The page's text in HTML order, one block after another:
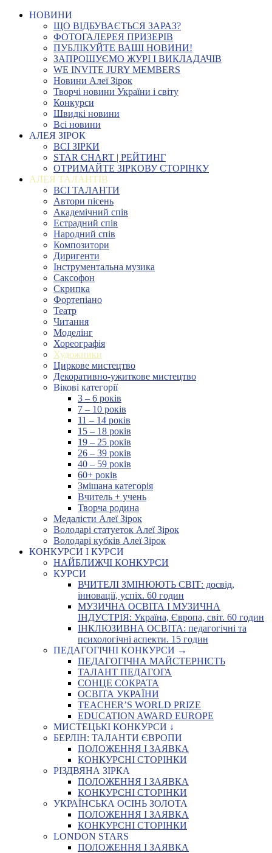
НОВИНИ
ЩО ВІДБУВАЄТЬСЯ ЗАРАЗ?
ФОТОГАЛЕРЕЯ ПРИЗЕРІВ
ПУБЛІКУЙТЕ ВАШІ НОВИНИ!
ЗАПРОШУЄМО ЖУРІ І ВИКЛАДАЧІВ
WE INVITE JURY MEMBERS
Новини Алеї Зірок
Творчі новини України і світу
Конкурси
Швидкі новини
Всі новини
АЛЕЯ ЗІРОК
ВСІ ЗІРКИ
STAR CHART | РЕЙТИНГ
ОТРИМАЙТЕ ЗІРКОВУ СТОРІНКУ
АЛЕЯ ТАЛАНТІВ
ВСІ ТАЛАНТИ
Автори пісень
Академічний спів
Естрадний спів
Народний спів
Композитори
Диригенти
Інструментальна музика
Саксофон
Скрипка
Фортепіано
Театр
Читання
Моделінг
Хореографія
Художники
Циркове мистецтво
Декоративно-ужиткове мистецтво
Вікові категорії
3 – 6 років
7 – 10 років
11 – 14 років
15 – 18 років
19 – 25 років
26 – 39 років
40 – 59 років
60+ років
Змішана категорія
Вчитель + учень
Творча родина
Медалісти Алеї Зірок
Володарі статуеток Алеї Зірок
Володарі кубків Алеї Зірок
КОНКУРСИ І КУРСИ
НАЙБЛИЖЧІ КОНКУРСИ
КУРСИ
ВЧИТЕЛІ ЗМІНЮЮТЬ СВІТ: досвід,
інновації, успіх. 60 годин
МУЗИЧНА ОСВІТА І МУЗИЧНА
ІНДУСТРІЯ: Україна, Європа, світ. 60 годин
ІНКЛЮЗИВНА ОСВІТА: педагогічні та
психологічні аспекти. 15 годин
ПЕДАГОГІЧНІ КОНКУРСИ →
ПЕДАГОГІЧНА МАЙСТЕРНІСТЬ
ТАЛАНТ ПЕДАГОГА
СОНЦЕ СОКРАТА
ОСВІТА УКРАЇНИ
TEACHER’S WORLD PRIZE
EDUCATION AWARD EUROPE
МИСТЕЦЬКІ КОНКУРСИ ↓
БЕРЛІН: ТАЛАНТИ ЄВРОПИ
ПОЛОЖЕННЯ І ЗАЯВКА
КОНКУРСНІ СТОРІНКИ
РІЗДВЯНА ЗІРКА
ПОЛОЖЕННЯ І ЗАЯВКА
КОНКУРСНІ СТОРІНКИ
УКРАЇНСЬКА ОСІНЬ ЗОЛОТА
ПОЛОЖЕННЯ І ЗАЯВКА
КОНКУРСНІ СТОРІНКИ
LONDON STARS
ПОЛОЖЕННЯ І ЗАЯВКА